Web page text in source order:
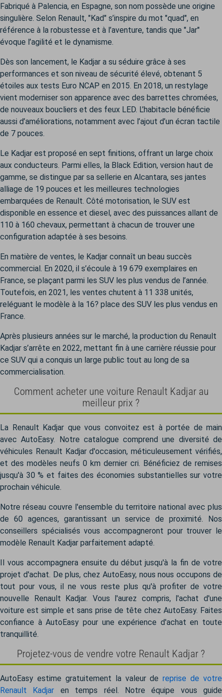
Fabriqué à Palencia, en Espagne, son nom possède une origine
singulière. Selon Renault, "Kad" s’inspire du mot "quad", en
référence à la robustesse et à l’aventure, tandis que "Jar"
évoque l’agilité et le dynamisme.
Dès son lancement, le Kadjar a su séduire grâce à ses
performances et son niveau de sécurité élevé, obtenant 5
étoiles aux tests Euro NCAP en 2015. En 2018, un restylage
vient moderniser son apparence avec des barrettes chromées,
de nouveaux boucliers et des feux LED. L’habitacle bénéficie
aussi d’améliorations, notamment avec l’ajout d’un écran tactile
de 7 pouces.
Le Kadjar est proposé en sept finitions, offrant un large choix
aux conducteurs. Parmi elles, la Black Edition, version haut de
gamme, se distingue par sa sellerie en Alcantara, ses jantes
alliage de 19 pouces et les meilleures technologies
embarquées de Renault. Côté motorisation, le SUV est
disponible en essence et diesel, avec des puissances allant de
110 à 160 chevaux, permettant à chacun de trouver une
configuration adaptée à ses besoins.
En matière de ventes, le Kadjar connaît un beau succès
commercial. En 2020, il s’écoule à 19 679 exemplaires en
France, se plaçant parmi les SUV les plus vendus de l’année.
Toutefois, en 2021, les ventes chutent à 11 338 unités,
reléguant le modèle à la 16? place des SUV les plus vendus en
France.
Après plusieurs années sur le marché, la production du Renault
Kadjar s’arrête en 2022, mettant fin à une carrière réussie pour
ce SUV qui a conquis un large public tout au long de sa
commercialisation.
Comment acheter une voiture Renault Kadjar au
meilleur prix ?
La Renault Kadjar que vous convoitez est à portée de main
avec AutoEasy. Notre catalogue comprend une diversité de
véhicules Renault Kadjar d'occasion, méticuleusement vérifiés,
et des modèles neufs 0 km dernier cri. Bénéficiez de remises
jusqu'à 30 % et faites des économies substantielles sur votre
prochain véhicule.
Notre réseau couvre l'ensemble du territoire national avec plus
de 60 agences, garantissant un service de proximité. Nos
conseillers spécialisés vous accompagneront pour trouver le
modèle Renault Kadjar parfaitement adapté.
Il vous accompagnera ensuite du début jusqu'à la fin de votre
projet d'achat. De plus, chez AutoEasy, nous nous occupons de
tout pour vous, il ne vous reste plus qu'à profiter de votre
nouvelle Renault Kadjar. Vous l'aurez compris, l'achat d'une
voiture est simple et sans prise de tête chez AutoEasy. Faites
confiance à AutoEasy pour une expérience d'achat en toute
tranquillité.
Projetez-vous de vendre votre Renault Kadjar ?
AutoEasy estime gratuitement la valeur dereprise de votre
Renault Kadjar en temps réel. Notre équipe vous guide